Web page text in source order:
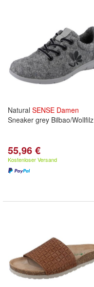
Natural SENSE Damen
Sneaker grey Bilbao/Wollfilz
55,96 €
Kostenloser Versand